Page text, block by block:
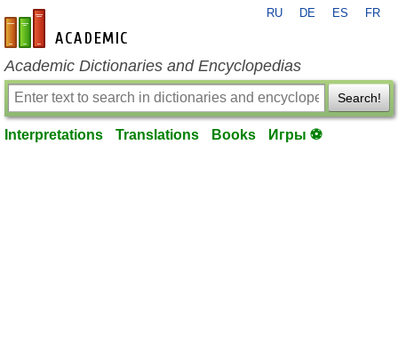
en-academic.com
RU DE ES FR
Academic Dictionaries and Encyclopedias
Search!
Interpretations Translations Books Игры ⚽